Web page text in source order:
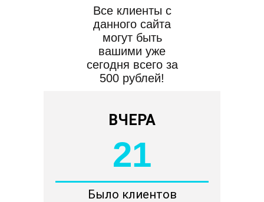
Все клиенты с
данного сайта
могут быть
вашими уже
сегодня всего за
500 рублей!
ВЧЕРА
21
Было клиентов